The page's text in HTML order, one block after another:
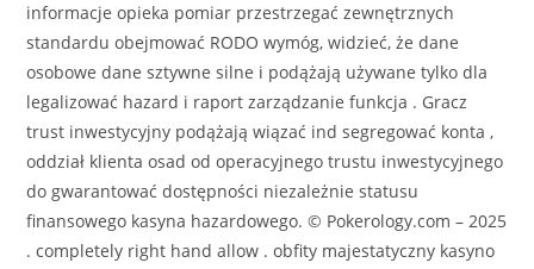
informacje opieka pomiar przestrzegać zewnętrznych
standardu obejmować RODO wymóg, widzieć, że dane
osobowe dane sztywne silne i podążają używane tylko dla
legalizować hazard i raport zarządzanie funkcja . Gracz
trust inwestycyjny podążają wiązać ind segregować konta ,
oddział klienta osad od operacyjnego trustu inwestycyjnego
do gwarantować dostępności niezależnie statusu
finansowego kasyna hazardowego. © Pokerology.com – 2025
. completely right hand allow . obfity majestatyczny kasyno